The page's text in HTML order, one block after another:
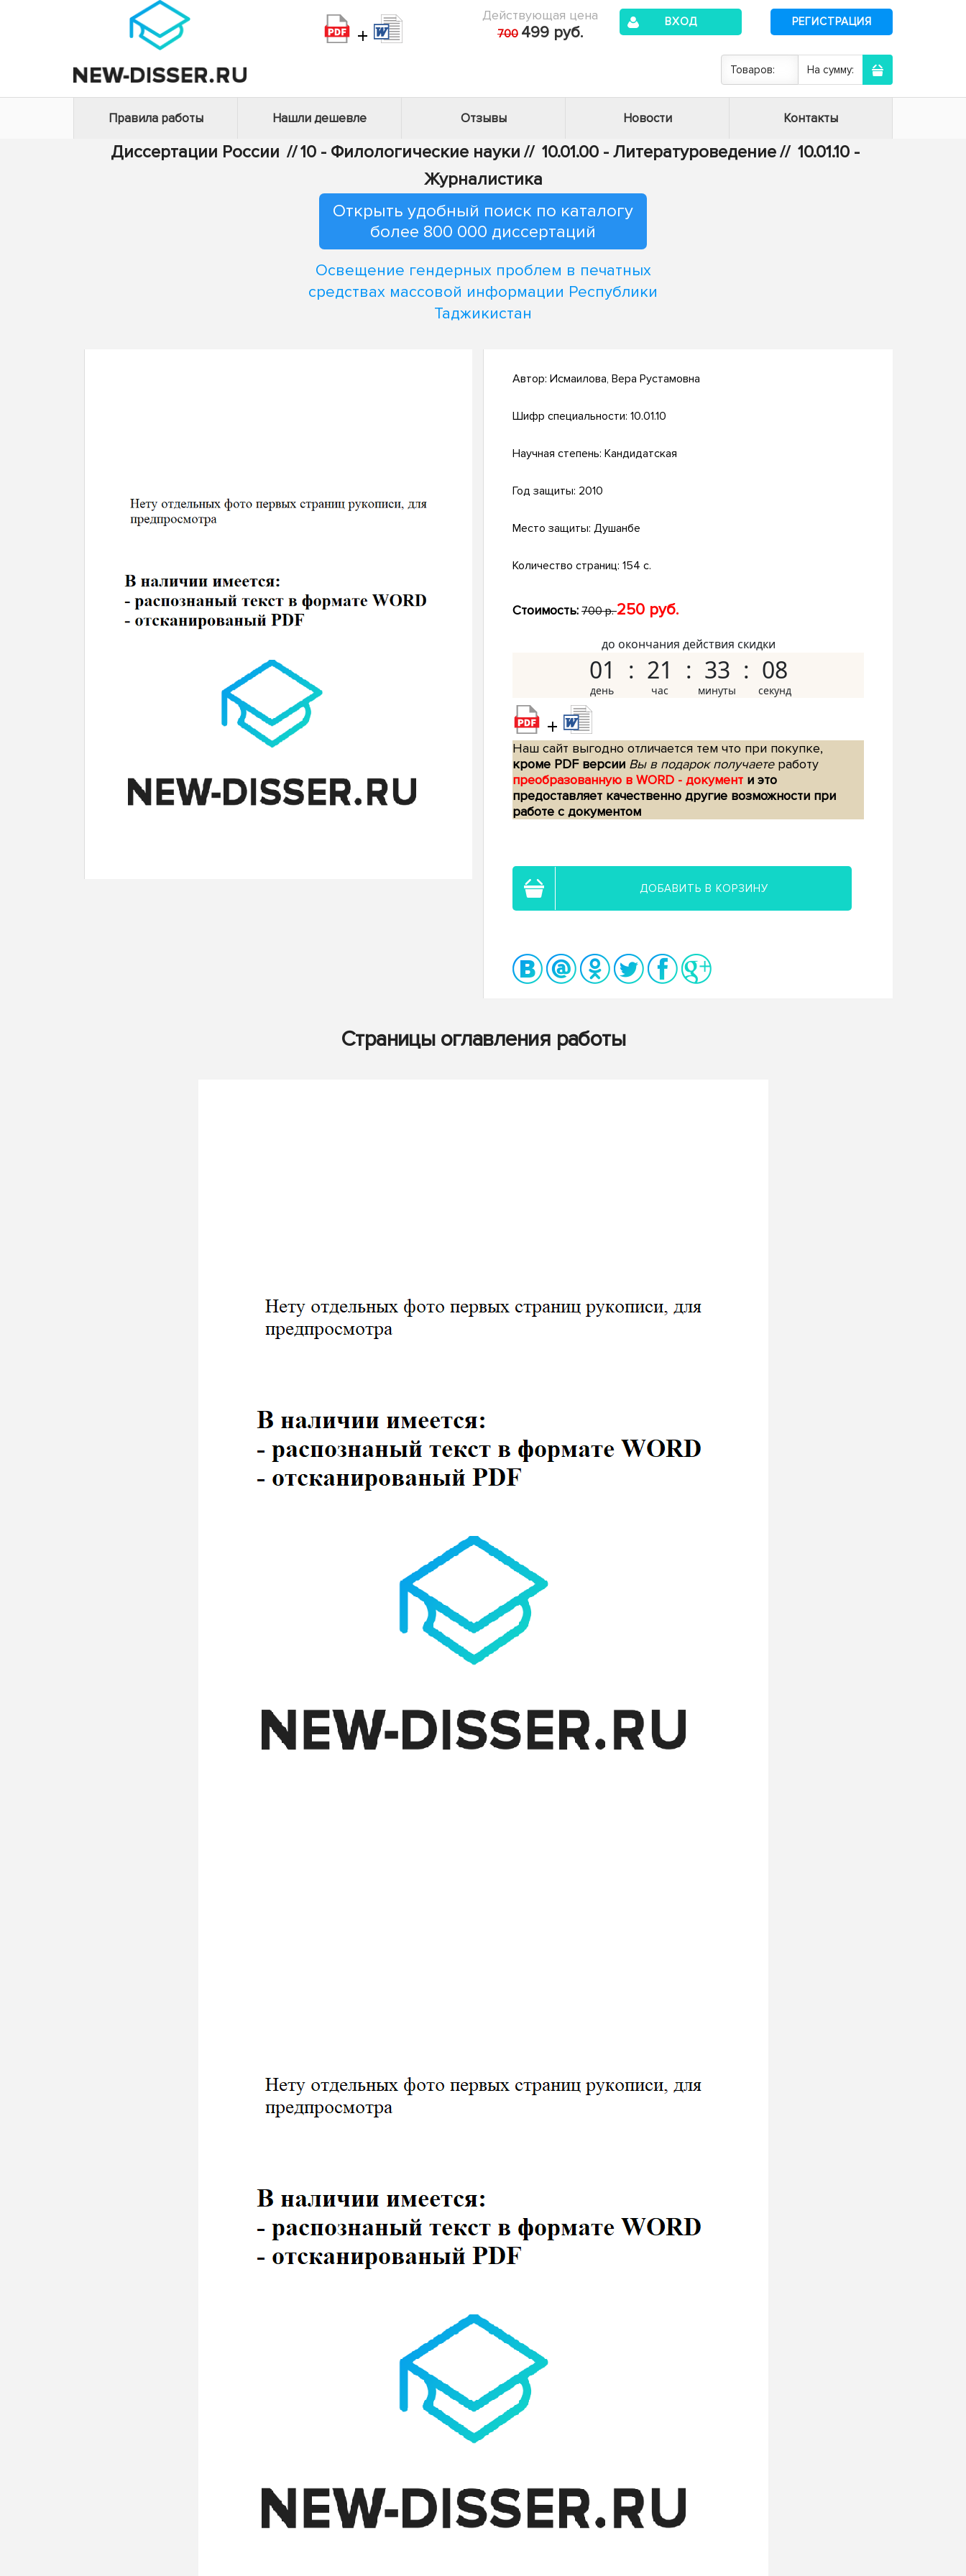
+
Действующая цена
700 499 руб.
ВХОД РЕГИСТРАЦИЯ
Товаров: На сумму:
Правила работы Нашли дешевле Отзывы Новости Контакты
Диссертации России //10 - Филологические науки // 10.01.00 - Литературоведение// 10.01.10 -
Журналистика
Открыть удобный поиск по каталогу
более 800 000 диссертаций
Освещение гендерных проблем в печатных
средствах массовой информации Республики
Таджикистан
Автор: Исмаилова, Вера Рустамовна
Шифр специальности: 10.01.10
Научная степень: Кандидатская
Год защиты: 2010
Место защиты: Душанбе
Количество страниц: 154 с.
Стоимость: 700 р.250 руб.
до окончания действия скидки
01 21 33 07
+
Наш сайт выгодно отличается тем что при покупке,
кроме PDF версии Вы в подарок получаетеработу
преобразованную в WORD - документ и это
предоставляет качественно другие возможности при
работе с документом
ДОБАВИТЬ В КОРЗИНУ
Страницы оглавления работы